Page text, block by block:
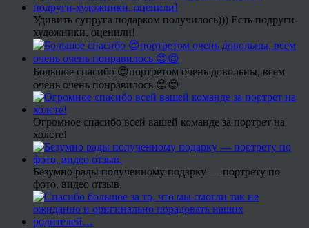
Удивить супруга подарком получилось))) Есть подруги-
художники, оценили!
Большое спасибо 😍портретом очень довольны, всем
очень очень понравилось 😍😍
Огромное спасибо всей вашей команде за портрет на
холсте!
Безумно рады полученному подарку — портрету по
фото, видео отзыв.